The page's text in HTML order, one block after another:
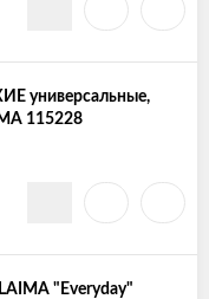
универсальные,
115228
"Everyday"